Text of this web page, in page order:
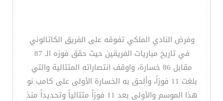
وفرض النادي الملكي تفوقه على الفريق الكاتالوني
في تاريخ مباريات الفريقين حيث حقق فوزه الـ 87
مقابل 86 خسارة، واوقف انتصاراته المتتالية والتي
بلغت 11 فوزاً، وألحق به الخسارة الأولى على كامب نو
هذا الموسم والأولى بعد 11 فوزاً متتالياً وتحديداً منذ